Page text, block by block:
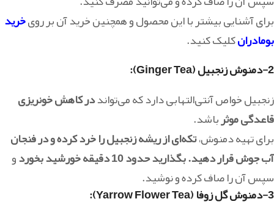
برای آشنایی بیشتر با این محصول و همچنین خرید آن بر رویخرید
بومادرانکلیک کنید.
2-دمنوش زنجبیل (Ginger Tea)
:
زنجبیل خواص آنتی‌التهابی دارد که می‌توانددر کاهش خونریزی
قاعدگی موثرباشد.
برای تهیه دمنوش،تکه‌ای از ریشه زنجبیل را خرد کرده و در فنجان
آب جوش قرار دهید. بگذارید حدود 10 دقیقه خورشید بخورد
و
سپس آن را صاف کرده و نوشید.
3-دمنوش گل زوفا (Yarrow Flower Tea)
: